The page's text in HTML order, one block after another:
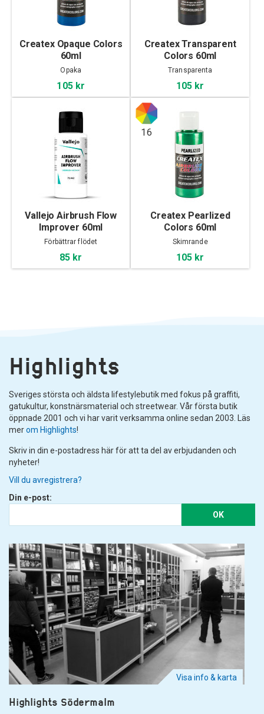
Createx Opaque Colors
60ml
Opaka
105 kr
Createx Transparent
Colors 60ml
Transparenta
105 kr
Vallejo Airbrush Flow
Improver 60ml
Förbättrar flödet
85 kr
16
Createx Pearlized
Colors 60ml
Skimrande
105 kr
Highlights
Sveriges största och äldsta lifestylebutik med fokus på graffiti,
gatukultur, konstnärsmaterial och streetwear. Vår första butik
öppnade 2001 och vi har varit verksamma online sedan 2003. Läs
merom Highlights!
Skriv in din e-postadress här för att ta del av erbjudanden och
nyheter!
Vill du avregistrera?
Din e-post:
OK
Visa info & karta
Highlights Södermalm